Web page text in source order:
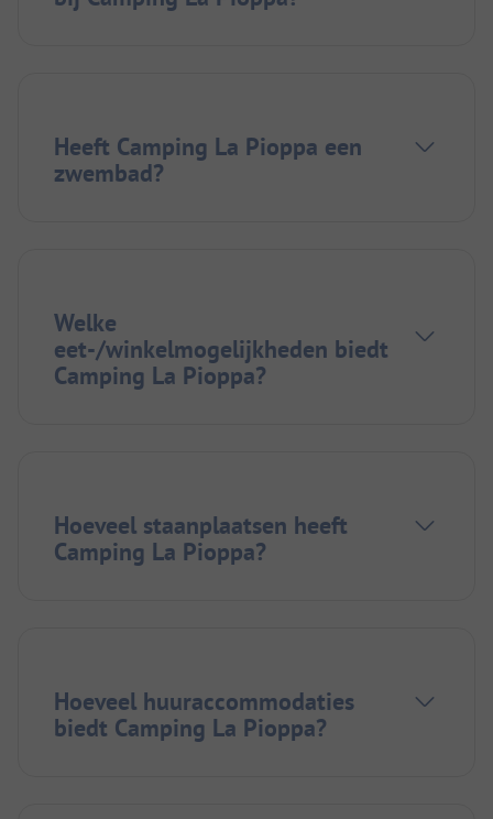
Heeft Camping La Pioppa een
zwembad?
Welke
eet-/winkelmogelijkheden biedt
Camping La Pioppa?
Hoeveel staanplaatsen heeft
Camping La Pioppa?
Hoeveel huuraccommodaties
biedt Camping La Pioppa?